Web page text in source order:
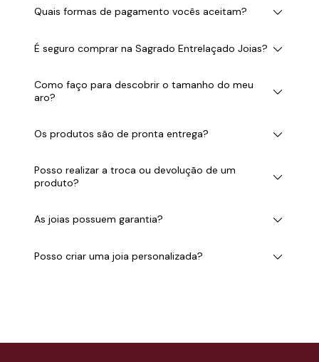
Quais formas de pagamento vocês aceitam?
É seguro comprar na Sagrado Entrelaçado Joias?
Como faço para descobrir o tamanho do meu
aro?
Os produtos são de pronta entrega?
Posso realizar a troca ou devolução de um
produto?
As joias possuem garantia?
Posso criar uma joia personalizada?